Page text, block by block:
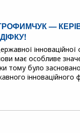
—
інноваційної
має особливе
тому було засновано
інноваційного